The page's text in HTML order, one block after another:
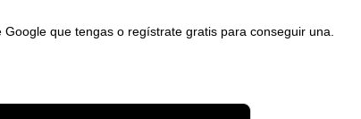
que tengas o regístrate gratis para conseguir una.